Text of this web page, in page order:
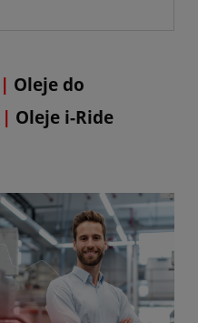
| Oleje do
| Oleje i-Ride